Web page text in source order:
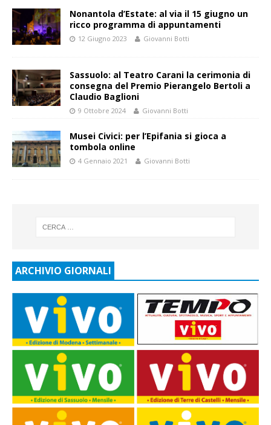
Nonantola d’Estate: al via il 15 giugno un
ricco programma di appuntamenti
12 Giugno 2023 Giovanni Botti
Sassuolo: al Teatro Carani la cerimonia di
consegna del Premio Pierangelo Bertoli a
Claudio Baglioni
9 Ottobre 2024 Giovanni Botti
Musei Civici: per l’Epifania si gioca a
tombola online
4 Gennaio 2021 Giovanni Botti
ARCHIVIO GIORNALI